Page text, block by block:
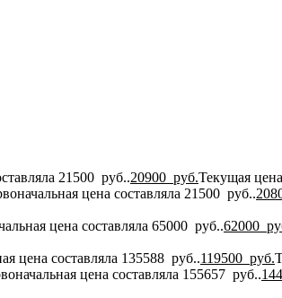
21500 руб..20900 руб.Текущая
цена составляла 21500 руб..
цена составляла 65000 руб..62000
цена составляла 135588 руб..119500 руб.
цена составляла 155657 руб..